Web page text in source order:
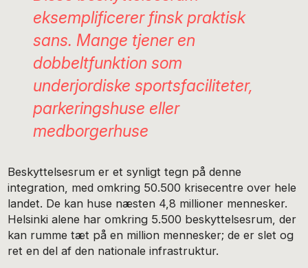
eksemplificerer finsk praktisk
sans. Mange tjener en
dobbeltfunktion som
underjordiske sportsfaciliteter,
parkeringshuse eller
medborgerhuse
Beskyttelsesrum er et synligt tegn på denne
integration, med omkring 50.500 krisecentre over hele
landet. De kan huse næsten 4,8 millioner mennesker.
Helsinki alene har omkring 5.500 beskyttelsesrum, der
kan rumme tæt på en million mennesker; de er slet og
ret en del af den nationale infrastruktur.